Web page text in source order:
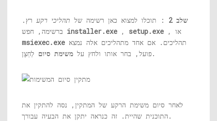
שלב 2 : תוכלו למצוא כאן רשימה של תהליכי רקע רץ.
installer.exe , setup.exe
, או
msiexec.exe
פועל, בחר אותו ולחץ על משימת סיום לַחְצָן.
לאחר סיום משימת הרקע של המתקין, נסה להתקין את
התוכנית שהיית. זה כנראה יתקן את הבעיה עבורך.